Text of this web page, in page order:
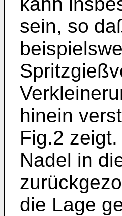
sein, so
hinein
Fig.2
Nadel in
die Lage